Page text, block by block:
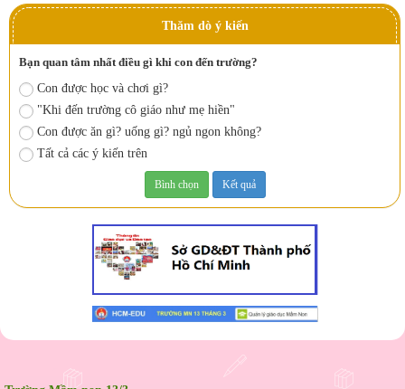
Thăm dò ý kiến
Bạn quan tâm nhất điều gì khi con đến trường?
Con được học và chơi gì?
"Khi đến trường cô giáo như mẹ hiền"
Con được ăn gì? uống gì? ngủ ngon không?
Tất cả các ý kiến trên